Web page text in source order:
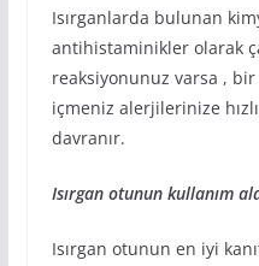
Isırganlarda bulunan
antihistaminikler olarak
reaksiyonunuz varsa , bir
içmeniz alerjilerinize
davranır.
Isırgan otunun kullanım
Isırgan otunun en iyi